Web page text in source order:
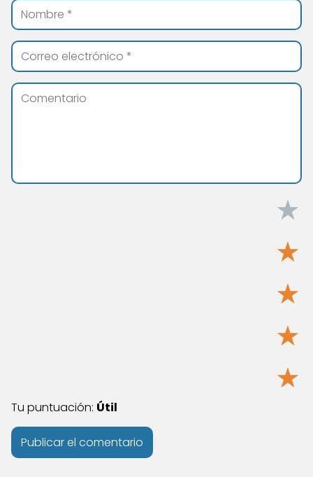
★
★
★
★
★
Tu puntuación: Útil